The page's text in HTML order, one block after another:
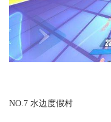
NO.7 水边度假村